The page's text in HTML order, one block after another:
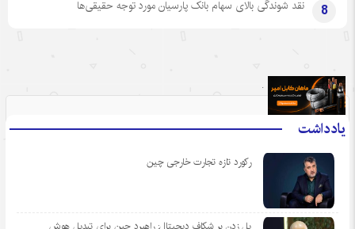
8 نقد شوندگی بالای سهام بانک پارسیان مورد توجه حقیقی‌ها
یادداشت
رکورد تازه تجارت خارجی چین
.